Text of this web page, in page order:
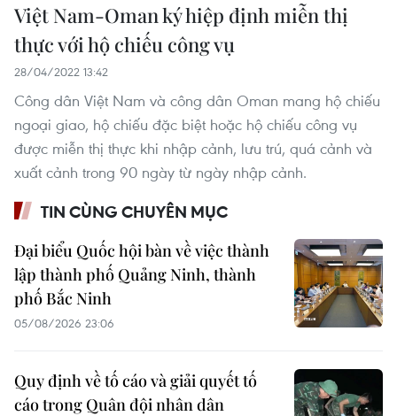
Việt Nam-Oman ký hiệp định miễn thị
thực với hộ chiếu công vụ
28/04/2022 13:42
Công dân Việt Nam và công dân Oman mang hộ chiếu
ngoại giao, hộ chiếu đặc biệt hoặc hộ chiếu công vụ
được miễn thị thực khi nhập cảnh, lưu trú, quá cảnh và
xuất cảnh trong 90 ngày từ ngày nhập cảnh.
TIN CÙNG CHUYÊN MỤC
Đại biểu Quốc hội bàn về việc thành
lập thành phố Quảng Ninh, thành
phố Bắc Ninh
05/08/2026 23:06
Quy định về tố cáo và giải quyết tố
cáo trong Quân đội nhân dân